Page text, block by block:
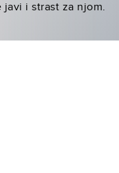
i strast za njom.